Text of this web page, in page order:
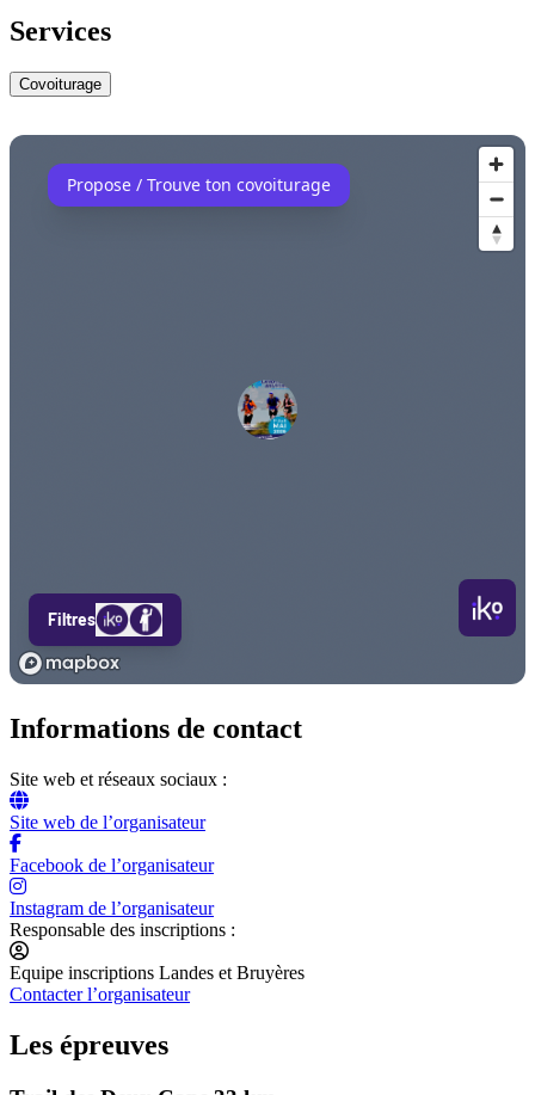
Services
Covoiturage
Informations de contact
Site web et réseaux sociaux :
Site web de l’organisateur
Facebook de l’organisateur
Instagram de l’organisateur
Responsable des inscriptions :
Equipe inscriptions Landes et Bruyères
Contacter l’organisateur
Les épreuves